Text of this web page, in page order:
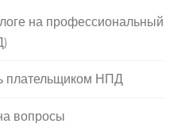
на профессиональный
плательщиком НПД
вопросы